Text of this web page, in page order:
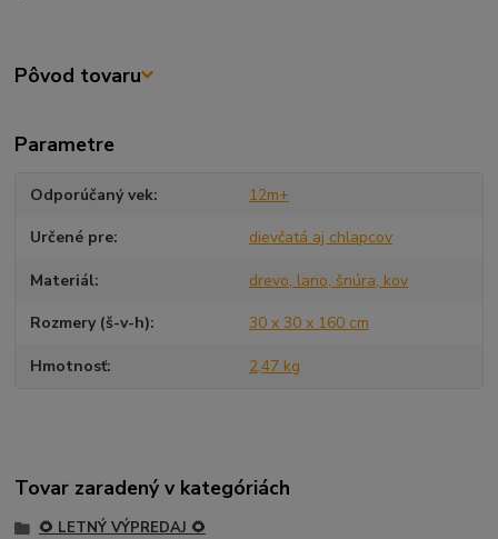
Pôvod tovaru
Parametre
Odporúčaný vek 12m+
Určené pre dievčatá aj chlapcov
Materiál drevo, lano, šnúra, kov
Rozmery (š-v-h) 30 x 30 x 160 cm
Hmotnosť 2,47 kg
Tovar zaradený v kategóriách
🌻 LETNÝ VÝPREDAJ 🌻